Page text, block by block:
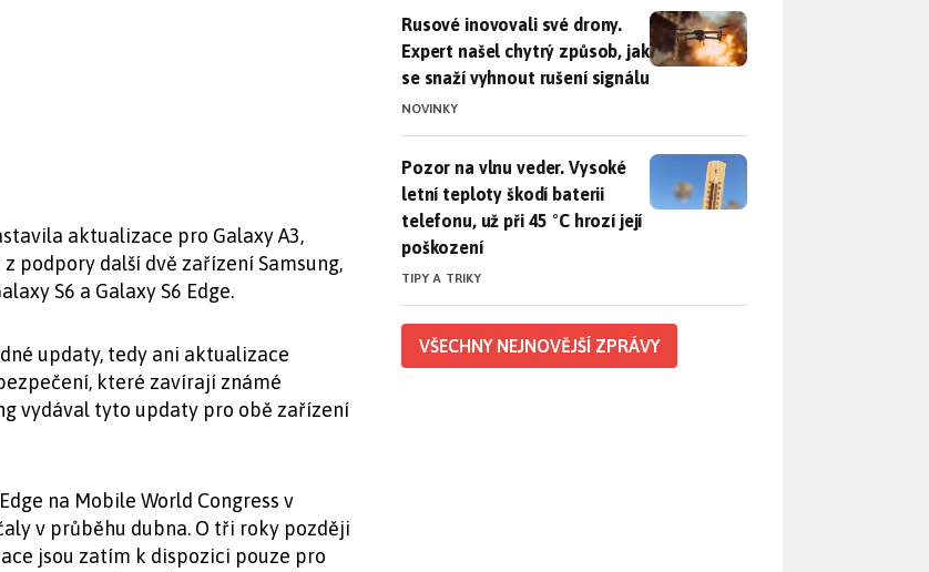
aktualizace pro Galaxy A3,
podpory další dvě zařízení Samsung,
S6 a Galaxy S6 Edge.
updaty, tedy ani aktualizace
které zavírají známé
vydával tyto updaty pro obě zařízení
na Mobile World Congress v
v průběhu dubna. O tři roky později
jsou zatím k dispozici pouze pro
Rusové inovovali své drony. Expert našel chytrý způsob, jak se
Rusové inovovali své drony.
Expert našel chytrý způsob, jak
se snaží vyhnout rušení signálu
NOVINKY
Pozor na vlnu veder. Vysoké letní teploty škodí baterii telefonu,
Pozor na vlnu veder. Vysoké
letní teploty škodí baterii
telefonu, už při 45 °C hrozí její
poškození
TIPY A TRIKY
VŠECHNY NEJNOVĚJŠÍ ZPRÁVY